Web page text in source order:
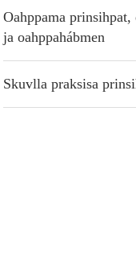
Oahppama prinsihpat,
ja oahppahábmen
Skuvlla praksisa